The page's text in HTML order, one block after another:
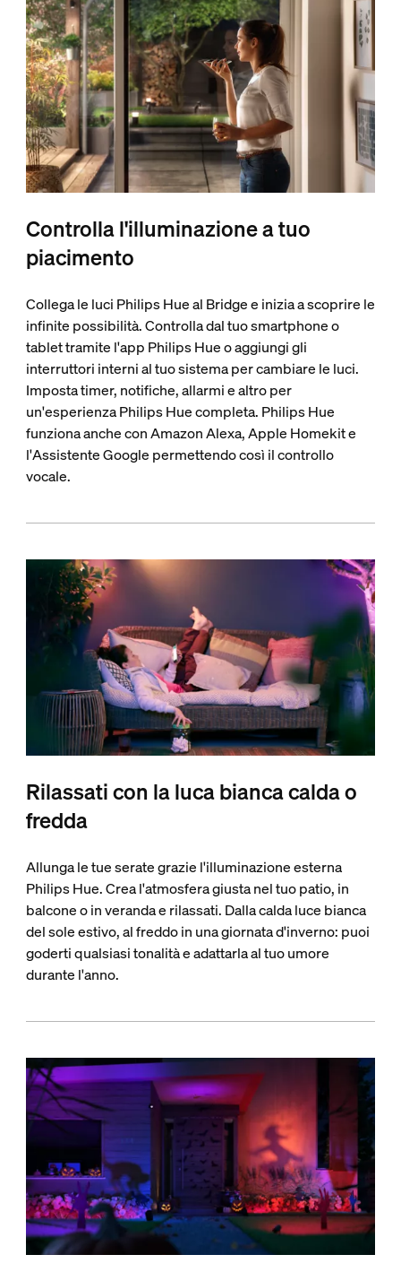
Controlla l'illuminazione a tuo
piacimento
Collega le luci Philips Hue al Bridge e inizia a scoprire le
infinite possibilità. Controlla dal tuo smartphone o
tablet tramite l'app Philips Hue o aggiungi gli
interruttori interni al tuo sistema per cambiare le luci.
Imposta timer, notifiche, allarmi e altro per
un'esperienza Philips Hue completa. Philips Hue
funziona anche con Amazon Alexa, Apple Homekit e
l'Assistente Google permettendo così il controllo
vocale.
Rilassati con la luca bianca calda o
fredda
Allunga le tue serate grazie l'illuminazione esterna
Philips Hue. Crea l'atmosfera giusta nel tuo patio, in
balcone o in veranda e rilassati. Dalla calda luce bianca
del sole estivo, al freddo in una giornata d'inverno: puoi
goderti qualsiasi tonalità e adattarla al tuo umore
durante l'anno.